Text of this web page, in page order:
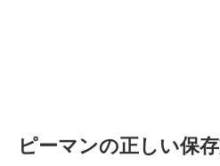
ピーマンの正しい保